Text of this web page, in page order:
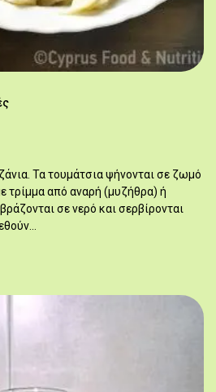
Τα τουμάτσια ψήνονται σε ζωμό
τρίμμα από αναρή (μυζήθρα) ή
σε νερό και σερβίρονται